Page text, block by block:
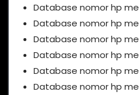
Database nomor hp
Database nomor hp
Database nomor hp
Database nomor hp
Database nomor hp
Database nomor hp